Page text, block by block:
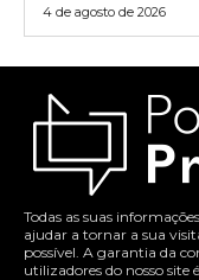
4 de agosto de 2026
Todas as suas
ajudar a tornar a sua
possível. A garantia da
utilizadores do nosso